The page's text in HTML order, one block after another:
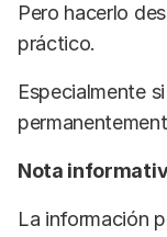
Pero hacerlo
práctico.
Especialmente
Nota
La información